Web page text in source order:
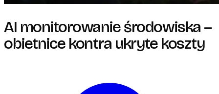
AI monitorowanie środowiska –
obietnice kontra ukryte koszty